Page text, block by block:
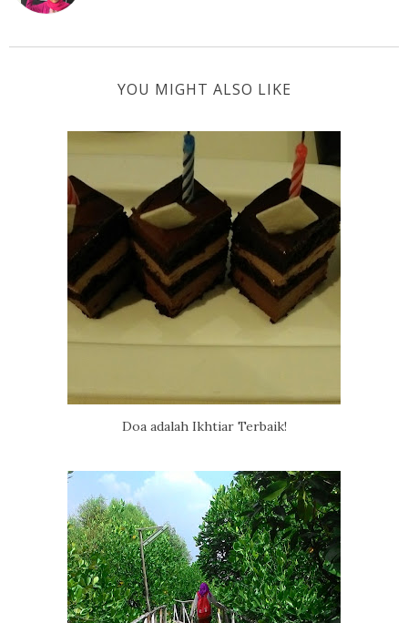
YOU MIGHT ALSO LIKE
Doa adalah Ikhtiar Terbaik!